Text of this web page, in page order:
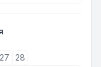
27 28